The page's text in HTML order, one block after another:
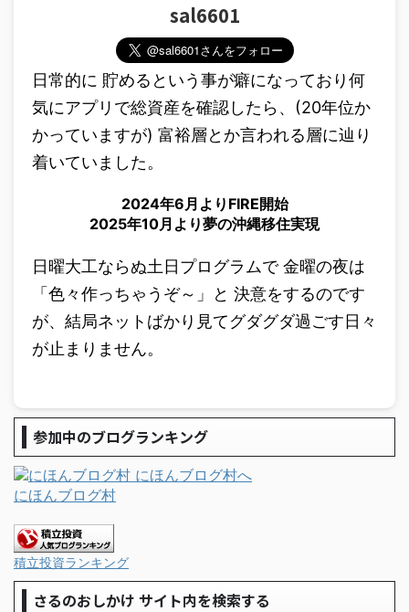
sal6601
日常的に 貯めるという事が癖になっており何
気にアプリで総資産を確認したら、(20年位か
かっていますが) 富裕層とか言われる層に辿り
着いていました。
2024年6月よりFIRE開始
2025年10月より夢の沖縄移住実現
日曜大工ならぬ土日プログラムで 金曜の夜は
「色々作っちゃうぞ～」と 決意をするのです
が、結局ネットばかり見てグダグダ過ごす日々
が止まりません。
参加中のブログランキング
にほんブログ村
積立投資ランキング
さるのおしかけ サイト内を検索する